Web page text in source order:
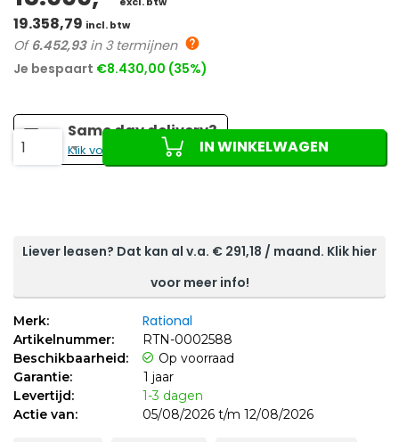
19.358,79 incl. btw
Of 6.452,93in 3 termijnen
Je bespaart €8.430,00 (35%)
Same day delivery?
Klik voor de prijs!
1 IN WINKELWAGEN
Liever leasen? Dat kan al v.a. € 291,18 / maand. Klik hier
voor meer info!
Merk: Rational
Artikelnummer:
RTN-0002588
Beschikbaarheid:
Op voorraad
Garantie:
1 jaar
Levertijd:
1-3 dagen
Actie van:
05/08/2026 t/m 12/08/2026